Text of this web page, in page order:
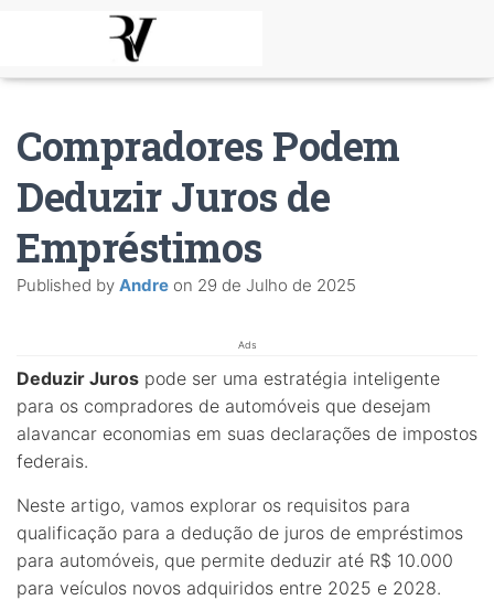
Compradores Podem
Deduzir Juros de
Empréstimos
Published by Andre on 29 de Julho de 2025
Ads
Deduzir Juros pode ser uma estratégia inteligente
para os compradores de automóveis que desejam
alavancar economias em suas declarações de impostos
federais.
Neste artigo, vamos explorar os requisitos para
qualificação para a dedução de juros de empréstimos
para automóveis, que permite deduzir até R$ 10.000
para veículos novos adquiridos entre 2025 e 2028.